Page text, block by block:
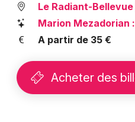
Foires & salons
Concerts
Mulhouse
Montpellier
Nice
Le Radiant-Bellevue
Marion Mezadorian
A partir de 35 €
Acheter des